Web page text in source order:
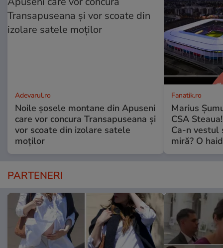
Adevarul.ro
Noile șosele montane din Apuseni
care vor concura Transapuseana și
vor scoate din izolare satele
moților
Fanatik.ro
Marius
CSA
Ca-n vestul
miră? O
PARTENERI